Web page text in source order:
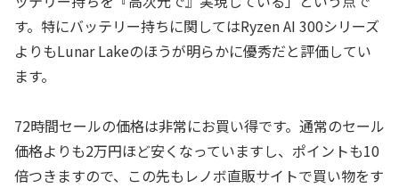
す。特にバッテリー持ちに関してはRyzen AI 300シリーズ
よりもLunar Lakeのほうが明らかに優秀だと評価してい
ます。
72時間セールの価格は非常にお買い得です。通常のセール
価格よりも2万円ほど安くなっていますし、ポイントも10
倍つきますので、この先もレノボ直販サイトで買い物をす